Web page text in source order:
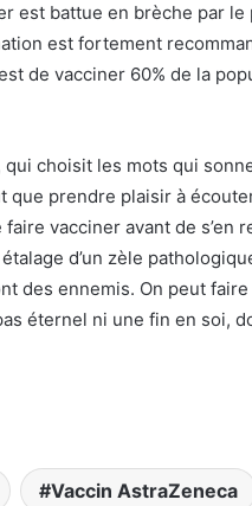
est battue en brèche par
est fortement
de vacciner 60% de la
choisit les mots qui
prendre plaisir à
vacciner avant de s’en
d’un zèle
des ennemis. On peut
éternel ni une fin en soi,
Vaccin AstraZeneca